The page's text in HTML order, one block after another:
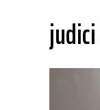
judici